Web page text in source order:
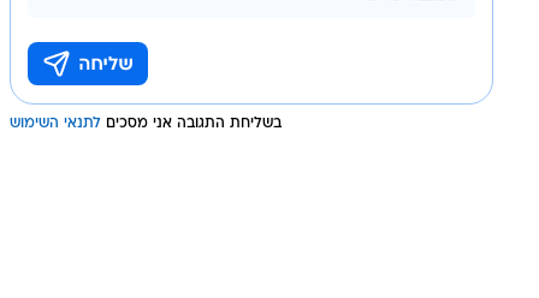
בשליחת התגובה אני מסכים לתנאי השימוש